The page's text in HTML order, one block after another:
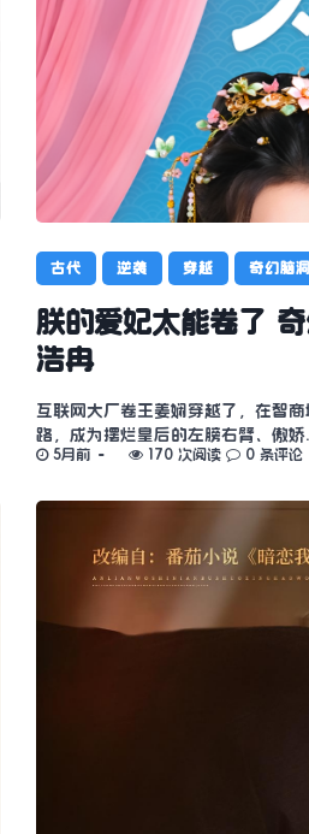
古代 逆袭 穿越 奇幻脑洞
朕的爱妃太能卷了
浩冉
互联网大厂卷王姜娴穿越了，在智
路，成为摆烂皇后的左膀右臂、傲
5月前 170 次阅读 0 条评论